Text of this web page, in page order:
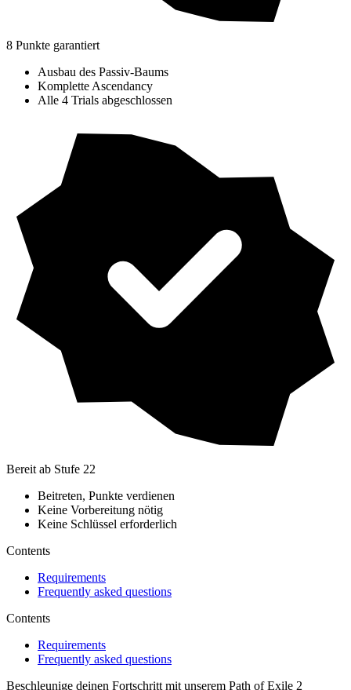
8 Punkte garantiert
Ausbau des Passiv-Baums
Komplette Ascendancy
Alle 4 Trials abgeschlossen
Bereit ab Stufe 22
Beitreten, Punkte verdienen
Keine Vorbereitung nötig
Keine Schlüssel erforderlich
Contents
Requirements
Frequently asked questions
Contents
Requirements
Frequently asked questions
Beschleunige deinen Fortschritt mit unserem Path of Exile 2